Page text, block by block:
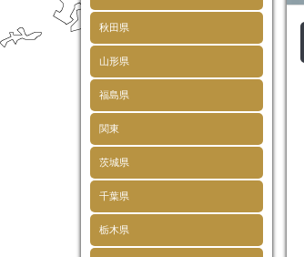
秋田県
山形県
福島県
関東
茨城県
千葉県
栃木県